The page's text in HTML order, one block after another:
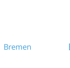
Bremen